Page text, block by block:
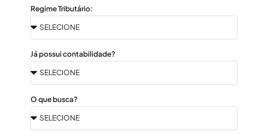
Regime Tributário:
Já possui contabilidade?
O que busca?